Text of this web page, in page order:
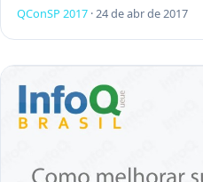
QConSP 2017·24 de abr de 2017